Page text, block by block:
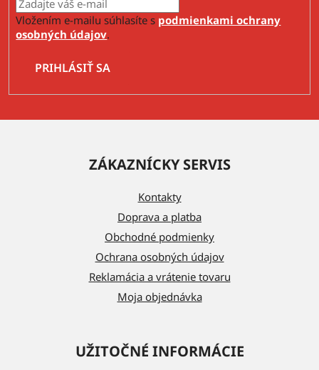
Vložením e-mailu súhlasíte s podmienkami ochrany
osobných údajov.
PRIHLÁSIŤ SA
ZÁKAZNÍCKY SERVIS
Kontakty
Doprava a platba
Obchodné podmienky
Ochrana osobných údajov
Reklamácia a vrátenie tovaru
Moja objednávka
UŽITOČNÉ INFORMÁCIE